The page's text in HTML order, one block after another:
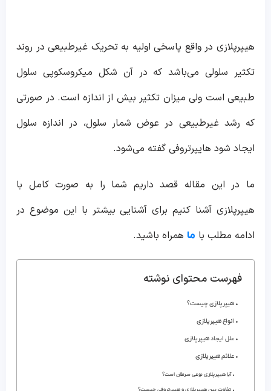
هیپرپلازی در واقع پاسخی اولیه به تحریک غیرطبیعی در روند
تکثیر سلولی می‌باشد که در آن شکل میکروسکوپی سلول
طبیعی است ولی میزان تکثیر بیش از اندازه است. در صورتی
که رشد غیرطبیعی در عوض شمار سلول، در اندازه سلول
ایجاد شود هایپرتروفی گفته می‌شود.
ما در این مقاله قصد داریم شما را به صورت کامل با
هیپرپلازی آشنا کنیم برای آشنایی بیشتر با این موضوع در
ادامه مطلب با ما همراه باشید.
فهرست محتوای نوشته
هیپرپلازی چیست؟
انواع هیپرپلازی
علل ایجاد هیپرپلازی
علائم هیپرپلازی
آیا هیپرپلازی نوعی سرطان است؟
تفاوت بین هیپرپلازی و هیپرتروفی چیست؟